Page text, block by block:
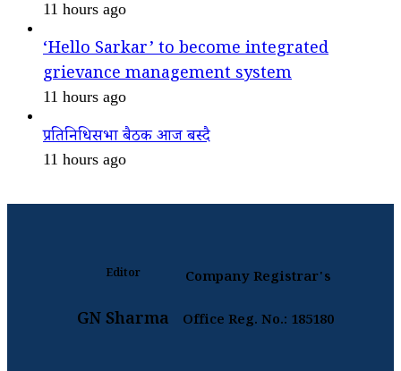
11 hours ago
‘Hello Sarkar’ to become integrated
grievance management system
11 hours ago
प्रतिनिधिसभा बैठक आज बस्दै
11 hours ago
Editor
GN Sharma
Company Registrar's
Office Reg. No.: 185180